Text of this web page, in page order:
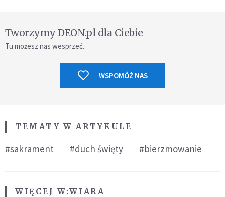
Tworzymy DEON.pl dla Ciebie
Tu możesz nas wesprzeć.
WSPOMÓŻ NAS
TEMATY W ARTYKULE
#sakrament #duch święty #bierzmowanie
WIĘCEJ W:WIARA